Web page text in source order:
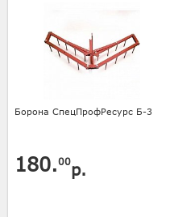
Борона СпецПрофРесурс Б-3
180.00р.